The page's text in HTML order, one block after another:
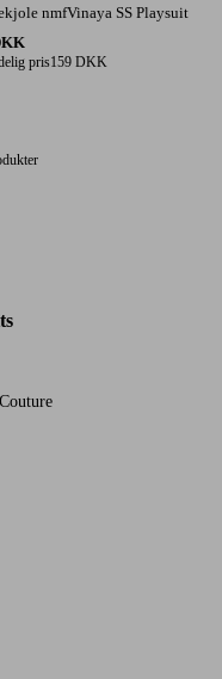
nmfVinaya SS Playsuit
pris159 DKK